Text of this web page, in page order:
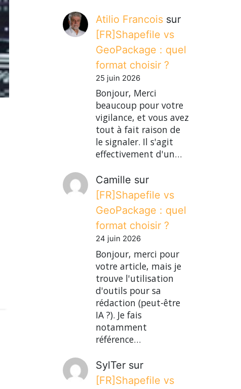
Atilio Francois sur
[FR]Shapefile vs
GeoPackage : quel
format choisir ?
25 juin 2026
Bonjour, Merci
beaucoup pour votre
vigilance, et vous avez
tout à fait raison de
le signaler. Il s'agit
effectivement d'un…
Camille sur
[FR]Shapefile vs
GeoPackage : quel
format choisir ?
24 juin 2026
Bonjour, merci pour
votre article, mais je
trouve l'utilisation
d'outils pour sa
rédaction (peut-être
IA ?). Je fais
notamment
référence…
SylTer sur
[FR]Shapefile vs